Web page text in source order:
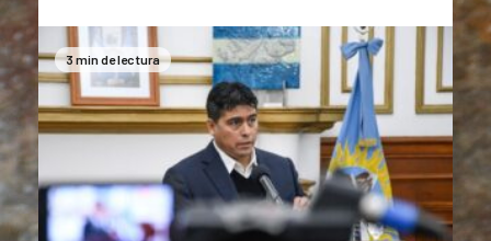
3 min de lectura